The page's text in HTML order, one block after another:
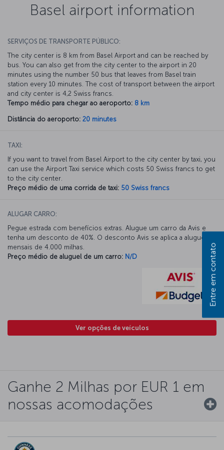
Basel airport information
SERVIÇOS DE TRANSPORTE PÚBLICO:
The city center is 8 km from Basel Airport and can be reached by
bus. You can also get from the city center to the airport in 20
minutes using the number 50 bus that leaves from Basel train
station every 10 minutes. The cost of transport between the airport
and city center is 4,2 Swiss francs.
Tempo médio para chegar ao aeroporto: 8 km
Distância do aeroporto: 20 minutes
TAXI:
If you want to travel from Basel Airport to the city center by taxi, you
can use the Airport Taxi service which costs 50 Swiss francs to get
to the city center.
Preço médio de uma corrida de taxi: 50 Swiss francs
ALUGAR CARRO:
Pegue estrada com benefícios extras. Alugue um carro da Avis e
tenha um desconto de 40%. O desconto Avis se aplica a aluguéis
mensais de 4.000 milhas.
Preço médio de aluguel de um carro: N/D
Ver opções de veículos
Ganhe 2 Milhas por EUR 1 em
nossas acomodações
Entre em contato